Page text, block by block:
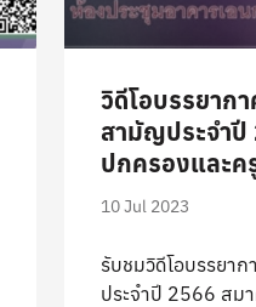
วิดีโอบรรยาก
สามัญประจำ
ปกครองและค
10 Jul 2023
รับชมวิดีโอบรรยา
ประจำปี 2566 สม